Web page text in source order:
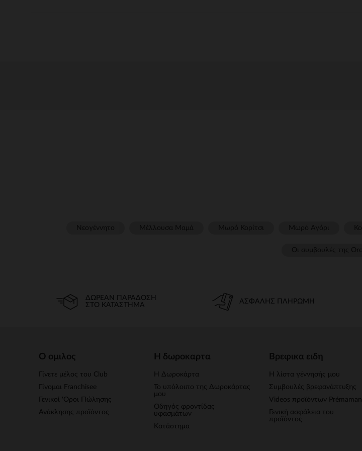
ΔΩΡΕΆΝ ΠΑΡΆΔΟΣΗ
ΣΤΟ ΚΑΤΆΣΤΗΜΑ
ΑΣΦΑΛΉΣ ΠΛΗΡΩΜΉ
Ο ομιλος
Γίνετε μέλος του Club
Γίνομαι Franchisee
Γενικοί 'Οροι Πώλησης
Ανάκλησης προϊόντος
Η δωροκαρτα
Η Δωροκάρτα
Το υπόλοιπο της Δωροκάρτας
μου
Οδηγός φροντίδας
υφασμάτων
Κατάστημα
Βρεφικα ειδη
Η λίστα γέννησής μου
Συμβουλές βρεφανάπτυξης
Videos προϊόντων Prémaman
Γενική ασφάλεια του
προϊόντος